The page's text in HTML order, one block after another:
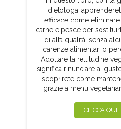
dietologa,
efficace come eliminare
carne e pesce per
di alta qualità, senza
carenze alimentari o
Adottare la rettitudine
significa rinunciare al
scoprirete come
grazie a menu
CLICCA QUI